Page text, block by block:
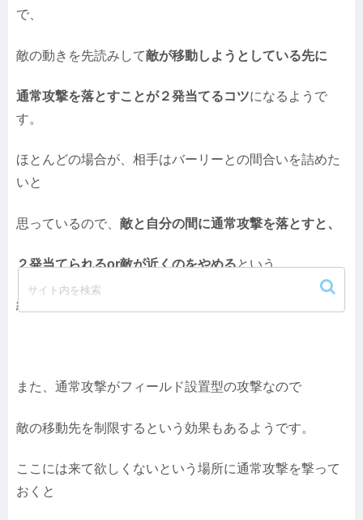
で、
敵の動きを先読みして敵が移動しようとしている先に
通常攻撃を落とすことが２発当てるコツになるようで
す。
ほとんどの場合が、相手はバーリーとの間合いを詰めた
いと
思っているので、 敵と自分の間に通常攻撃を落とすと、
２発当てられるor敵が近くのをやめるという
結果になるのでオススメのようです。
また、通常攻撃がフィールド設置型の攻撃なので
敵の移動先を制限するという効果もあるようです。
ここには来て欲しくないという場所に通常攻撃を撃って
おくと